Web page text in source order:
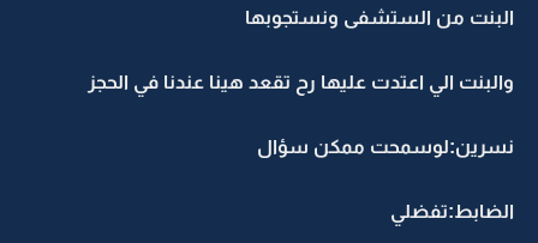
البنت من الستشفى ونستجوبها
والبنت الي اعتدت عليها رح تقعد هينا عندنا في الحجز
نسرين:لوسمحت ممكن سؤال
الضابط:تفضلي